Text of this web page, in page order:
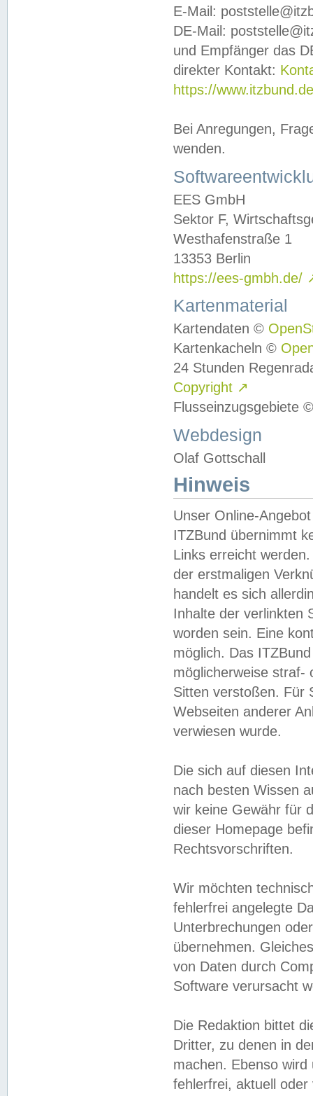
E-Mail:
DE-Mail:
und Empfänger das
direkter Kontakt:
https://
Bei Anregungen,
wenden.
EES GmbH
Sektor F,
Westhafenstraße 1
13353 Berlin
https://ees-gmbh.de/
Kartenmaterial
Kartendaten ©
Kartenkacheln ©
24 Stunden
Copyright ↗
Flusseinzugsgebiete
Webdesign
Olaf Gottschall
Hinweis
Unser Online-
ITZBund übernimmt
Links erreicht
der erstmaligen
handelt es sich
Inhalte der verlinkten
worden sein. Eine
möglich. Das
möglicherweise straf-
Sitten verstoßen. Für
Webseiten anderer
verwiesen wurde.
Die sich auf diesen
nach besten Wissen
wir keine Gewähr für
dieser Homepage
Rechtsvorschriften.
Wir möchten
fehlerfrei angelegte
Unterbrechungen
übernehmen.
von Daten durch
Software verursacht
Die Redaktion bittet
Dritter, zu denen in
machen. Ebenso
fehlerfrei, aktuell oder